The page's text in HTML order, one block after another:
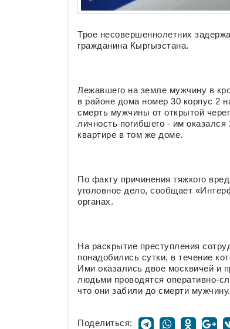
Трое несовершеннолетних
гражданина Кыргызстана.
Лежавшего на земле мужчину в
в районе дома номер 30 корпус 2
смерть мужчины от открытой
личность погибшего - им
квартире в том же доме.
По факту причинения тяжкого
уголовное дело, сообщает
органах.
На раскрытие преступления
понадобились сутки, в течение
Ими оказались двое москвичей и
людьми проводятся оперативно-
что они забили до смерти мужчину.
Поделиться: